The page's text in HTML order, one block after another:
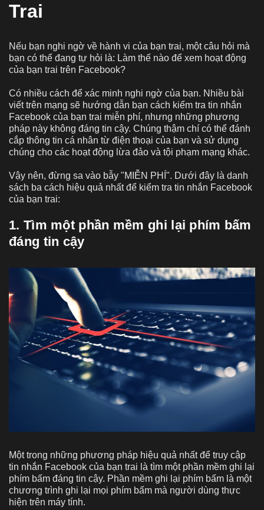
Trai
Nếu bạn nghi ngờ về hành vi của bạn trai, một câu hỏi mà
bạn có thể đang tự hỏi là: Làm thế nào để xem hoạt động
của bạn trai trên Facebook?
Có nhiều cách để xác minh nghi ngờ của bạn. Nhiều bài
viết trên mạng sẽ hướng dẫn bạn cách kiểm tra tin nhắn
Facebook của bạn trai miễn phí, nhưng những phương
pháp này không đáng tin cậy. Chúng thậm chí có thể đánh
cắp thông tin cá nhân từ điện thoại của bạn và sử dụng
chúng cho các hoạt động lừa đảo và tội phạm mạng khác.
Vậy nên, đừng sa vào bẫy "MIỄN PHÍ". Dưới đây là danh
sách ba cách hiệu quả nhất để kiểm tra tin nhắn Facebook
của bạn trai:
1. Tìm một phần mềm ghi lại phím bấm
đáng tin cậy
Một trong những phương pháp hiệu quả nhất để truy cập
tin nhắn Facebook của bạn trai là tìm một phần mềm ghi lại
phím bấm đáng tin cậy. Phần mềm ghi lại phím bấm là một
chương trình ghi lại mọi phím bấm mà người dùng thực
hiện trên máy tính.